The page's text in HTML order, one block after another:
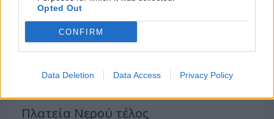
Opted Out
CONFIRM
Data Deletion Data Access Privacy Policy
Πλατεία Νερού τέλος